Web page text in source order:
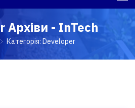
Архіви - InTech
Категорія: Developer